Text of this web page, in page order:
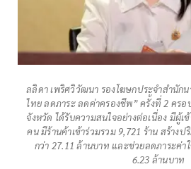
ลลิดา เพริศวิวัฒนา รองโฆษกประจำสำนัก
ไทย ลดภาระ ลดค่าครองชีพ” ครั้งที่ 2 ครอ
จังหวัด ได้รับความสนใจอย่างต่อเนื่อง มีผู้เ
คน มีร้านค้าเข้าร่วมรวม 9,721 ร้าน สร้าง
กว่า 27.11 ล้านบาท และช่วยลดภาระค่า
6.23 ล้านบาท